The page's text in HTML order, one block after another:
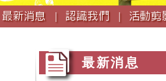
最新消息 | 認識我們 |
活動
最新消息